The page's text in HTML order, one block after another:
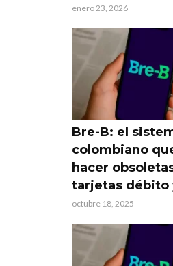
enero 23, 2026
Bre-B: el
colombiano
hacer
tarjetas débito
octubre 18, 2025